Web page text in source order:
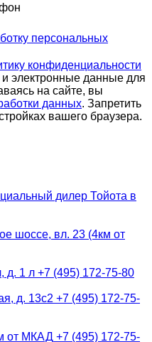
персональных
конфиденциальности
и электронные данные для
на сайте, вы
данных. Запретить
вашего браузера.
дилер Тойота в
шоссе, вл. 23 (4км от
д. 1 л +7 (495) 172-75-80
д. 13с2 +7 (495) 172-75-
от МКАД +7 (495) 172-75-